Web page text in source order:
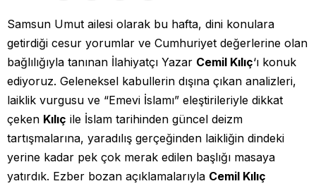
Samsun Umut ailesi olarak bu hafta, dini konulara
getirdiği cesur yorumlar ve Cumhuriyet değerlerine olan
bağlılığıyla tanınan İlahiyatçı Yazar Cemil Kılıç‘ı konuk
ediyoruz. Geleneksel kabullerin dışına çıkan analizleri,
laiklik vurgusu ve “Emevi İslamı” eleştirileriyle dikkat
çeken Kılıç ile İslam tarihinden güncel deizm
tartışmalarına, yaradılış gerçeğinden laikliğin dindeki
yerine kadar pek çok merak edilen başlığı masaya
yatırdık. Ezber bozan açıklamalarıyla Cemil Kılıç